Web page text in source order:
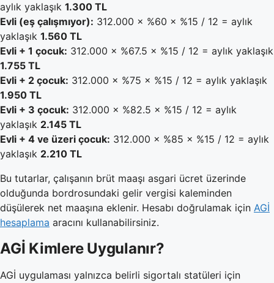
aylık yaklaşık 1.300 TL
Evli (eş çalışmıyor): 312.000 × %60 × %15 / 12 = aylık
yaklaşık 1.560 TL
Evli + 1 çocuk: 312.000 × %67.5 × %15 / 12 = aylık yaklaşık
1.755 TL
Evli + 2 çocuk: 312.000 × %75 × %15 / 12 = aylık yaklaşık
1.950 TL
Evli + 3 çocuk: 312.000 × %82.5 × %15 / 12 = aylık
yaklaşık 2.145 TL
Evli + 4 ve üzeri çocuk: 312.000 × %85 × %15 / 12 = aylık
yaklaşık 2.210 TL
Bu tutarlar, çalışanın brüt maaşı asgari ücret üzerinde
olduğunda bordrosundaki gelir vergisi kaleminden
düşülerek net maaşına eklenir. Hesabı doğrulamak için AGİ
hesaplama aracını kullanabilirsiniz.
AGİ Kimlere Uygulanır?
AGİ uygulaması yalnızca belirli sigortalı statüleri için